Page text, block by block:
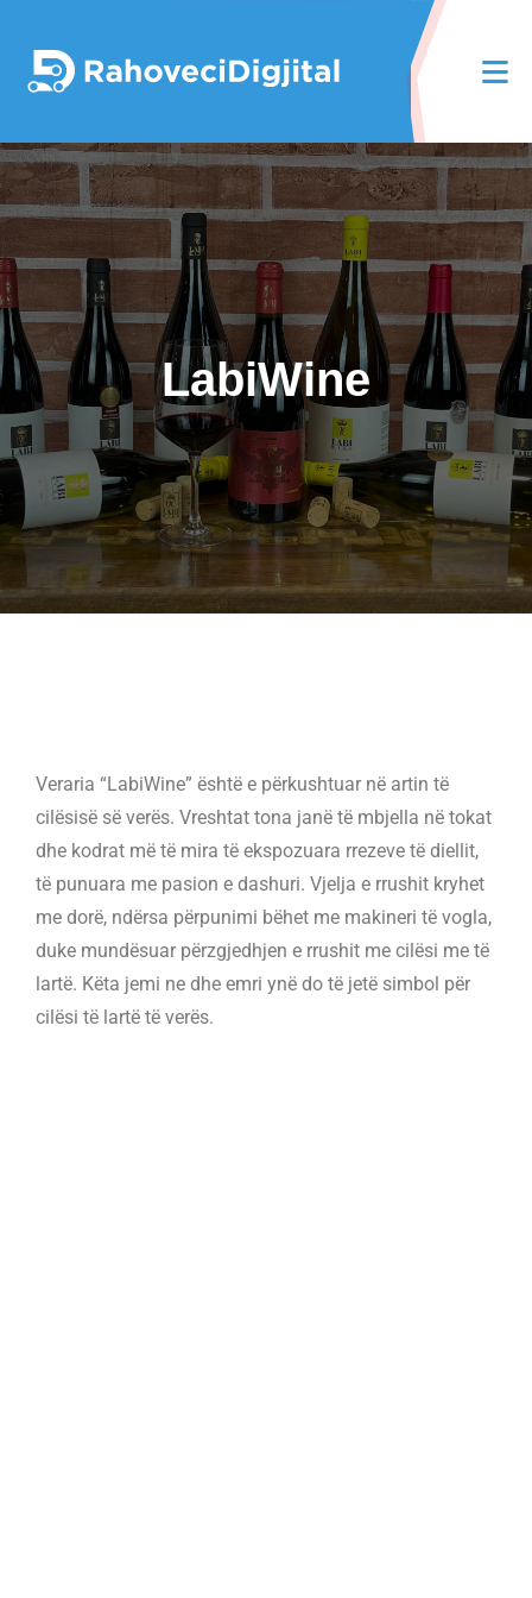
LabiWine
Veraria “LabiWine” është e përkushtuar në artin të
cilësisë së verës. Vreshtat tona janë të mbjella në tokat
dhe kodrat më të mira të ekspozuara rrezeve të diellit,
të punuara me pasion e dashuri. Vjelja e rrushit kryhet
me dorë, ndërsa përpunimi bëhet me makineri të vogla,
duke mundësuar përzgjedhjen e rrushit me cilësi me të
lartë. Këta jemi ne dhe emri ynë do të jetë simbol për
cilësi të lartë të verës.